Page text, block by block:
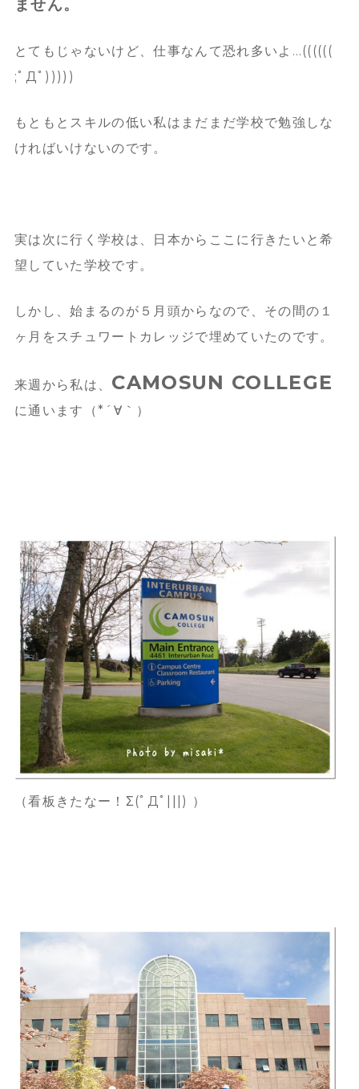
ません。
とてもじゃないけど、仕事なんて恐れ多いよ…((((((
;ﾟДﾟ)))))
もともとスキルの低い私はまだまだ学校で勉強しな
ければいけないのです。
実は次に行く学校は、日本からここに行きたいと希
望していた学校です。
しかし、始まるのが５月頭からなので、その間の１
ヶ月をスチュワートカレッジで埋めていたのです。
来週から私は、 CAMOSUN COLLEGE
に通います（*´∀｀）
（看板きたなー！Σ(ﾟДﾟ|||) ）